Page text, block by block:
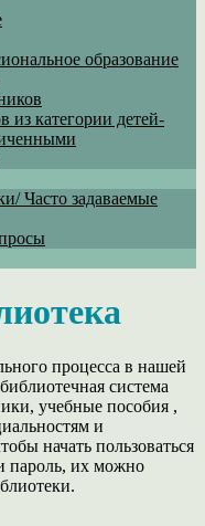
образование
из категории детей-
Часто задаваемые
процесса в нашей
система
учебные пособия ,
и
начать пользоваться
пароль, их можно